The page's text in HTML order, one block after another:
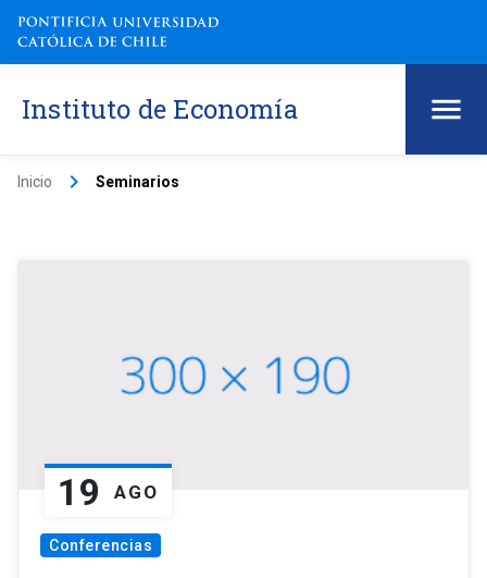
Instituto de Economía
Inicio keyboard_arrow_right Seminarios
19 AGO
Conferencias